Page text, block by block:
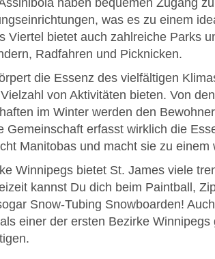
was es zu einem
Viertel bietet auch zahlreiche Parks
Radfahren und Picknicken.
die Essenz des vielfältigen
von Aktivitäten bieten. Von
im Winter werden den
Gemeinschaft erfasst wirklich die
Manitobas und macht sie zu
Winnipegs bietet St. James viele
kannst Du dich beim Paintball,
Snow-Tubing Snowboarden!
einer der ersten Bezirke